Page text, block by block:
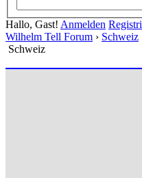
Hallo, Gast! Anmelden
Wilhelm Tell Forum › Schweiz
Schweiz